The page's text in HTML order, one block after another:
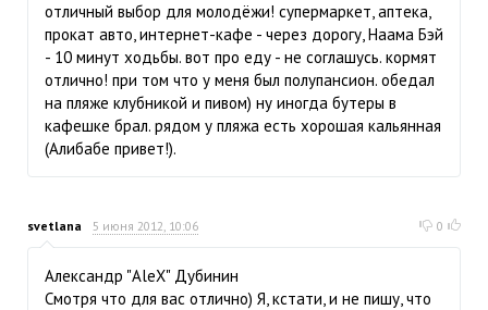
отличный выбор для молодёжи! супермаркет, аптека,
прокат авто, интернет-кафе - через дорогу, Наама Бэй
- 10 минут ходьбы. вот про еду - не соглашусь. кормят
отлично! при том что у меня был полупансион. обедал
на пляже клубникой и пивом) ну иногда бутеры в
кафешке брал. рядом у пляжа есть хорошая кальянная
(Алибабе привет!).
svetlana 5 июня 2012, 10:06 0
Александр "AleX" Дубинин
Смотря что для вас отлично) Я, кстати, и не пишу, что